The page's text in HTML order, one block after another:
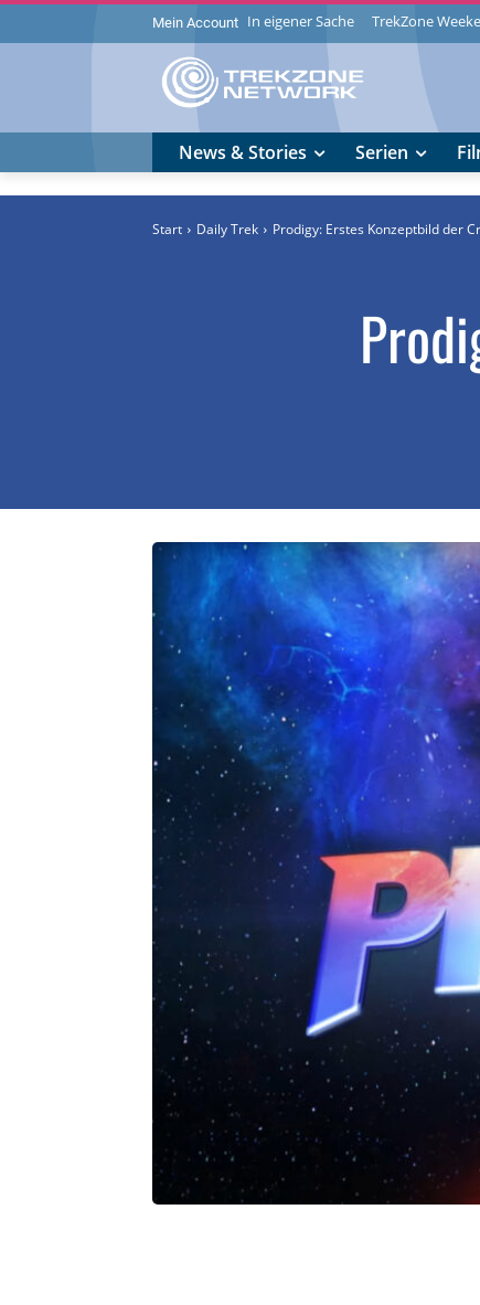
Mein Account In eigener Sache TrekZone
News & Stories Serien
Start Daily Trek Prodigy: Erstes Konzeptbild der